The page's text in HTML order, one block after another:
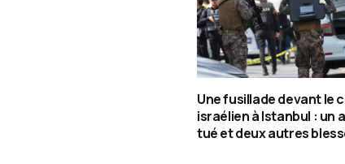
Une fusillade devant le
israélien à Istanbul : un
tué et deux autres